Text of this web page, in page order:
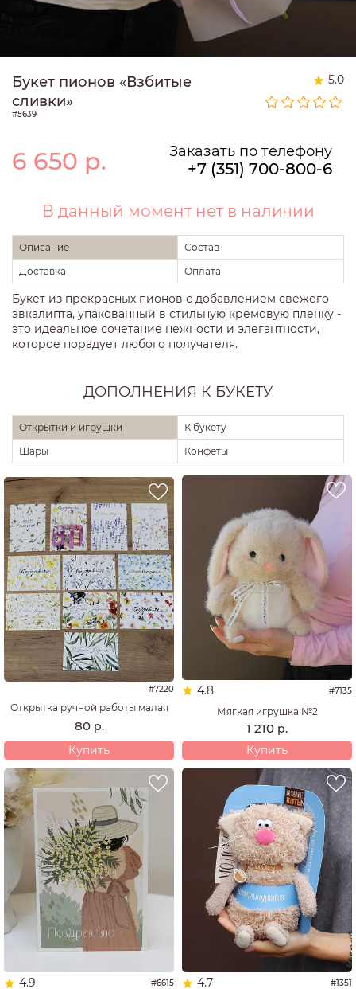
Букет пионов «Взбитые
сливки»
5.0
#5639
6 650 р. Заказать по телефону
+7 (351) 700-800-6
В данный момент нет в наличии
Описание
Состав
Доставка
Оплата
Букет из прекрасных пионов с добавлением свежего
эвкалипта, упакованный в стильную кремовую пленку -
это идеальное сочетание нежности и элегантности,
которое порадует любого получателя.
ДОПОЛНЕНИЯ К БУКЕТУ
Открытки и игрушки
К букету
Шары
Конфеты
#7220
Открытка ручной работы малая
80 р.
Купить
4.8 #7135
Мягкая игрушка №2
1 210 р.
Купить
4.9 #6615 4.7 #1351